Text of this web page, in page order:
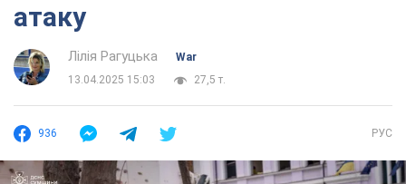
атаку
Лілія Рагуцька
War
13.04.2025 15:03
27,5 т.
936 РУС